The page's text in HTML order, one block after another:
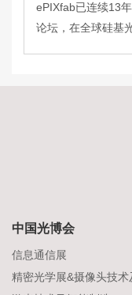
ePIXfab已连续13
论坛，在全球硅基
中国光博会
信息通信展
精密光学展&摄像头技术